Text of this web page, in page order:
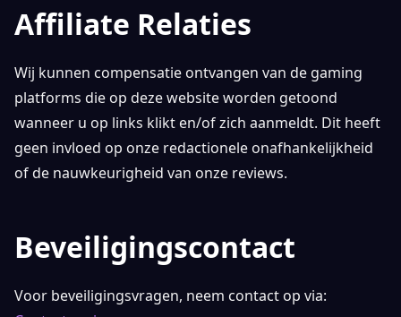
Affiliate Relaties
Wij kunnen compensatie ontvangen van de gaming
platforms die op deze website worden getoond
wanneer u op links klikt en/of zich aanmeldt. Dit heeft
geen invloed op onze redactionele onafhankelijkheid
of de nauwkeurigheid van onze reviews.
Beveiligingscontact
Voor beveiligingsvragen, neem contact op via: